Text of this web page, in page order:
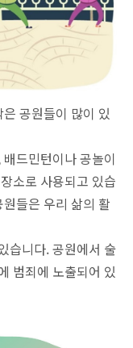
공원들이 많이 있
드민턴이나 공놀이
소로 사용되고 있습
들은 우리 삶의 활
습니다. 공원에서 술
범죄에 노출되어 있